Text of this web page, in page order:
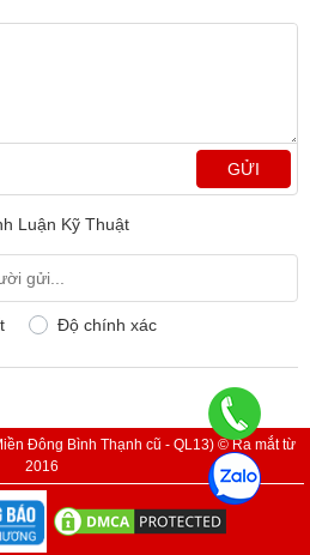
GỬI
Luận Kỹ Thuật
Độ chính xác
Đông Bình Thạnh cũ - QL13) © Ra mắt từ
2016